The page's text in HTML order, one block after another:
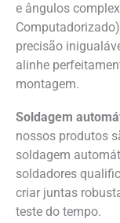
e ângulos
precisão
alinhe
montagem.
Soldagem
nossos produtos
soldagem
soldadores
criar juntas
teste do tempo.